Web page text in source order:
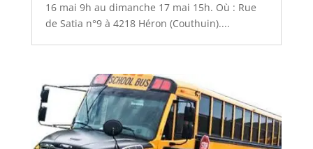
16 mai 9h au dimanche 17 mai 15h. Où : Rue
de Satia n°9 à 4218 Héron (Couthuin)....